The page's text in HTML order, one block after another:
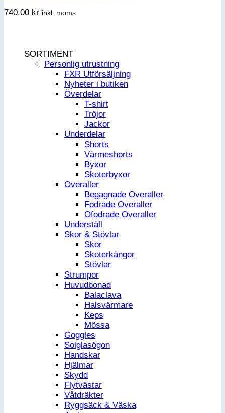
740.00 kr inkl. moms
SORTIMENT
Personlig utrustning
FXR Utförsäljning
Nyheter i butiken
Överdelar
T-shirt
Tröjor
Jackor
Underdelar
Shorts
Värmeshorts
Byxor
Skoterbyxor
Overaller
Begagnade Overaller
Fodrade Overaller
Ofodrade Overaller
Underställ
Skor & Stövlar
Skor
Skoterkängor
Stövlar
Strumpor
Huvudbonad
Balaclava
Halsvärmare
Keps
Mössa
Goggles
Solglasögon
Handskar
Hjälmar
Skydd
Flytvästar
Våtdräkter
Ryggsäck & Väska